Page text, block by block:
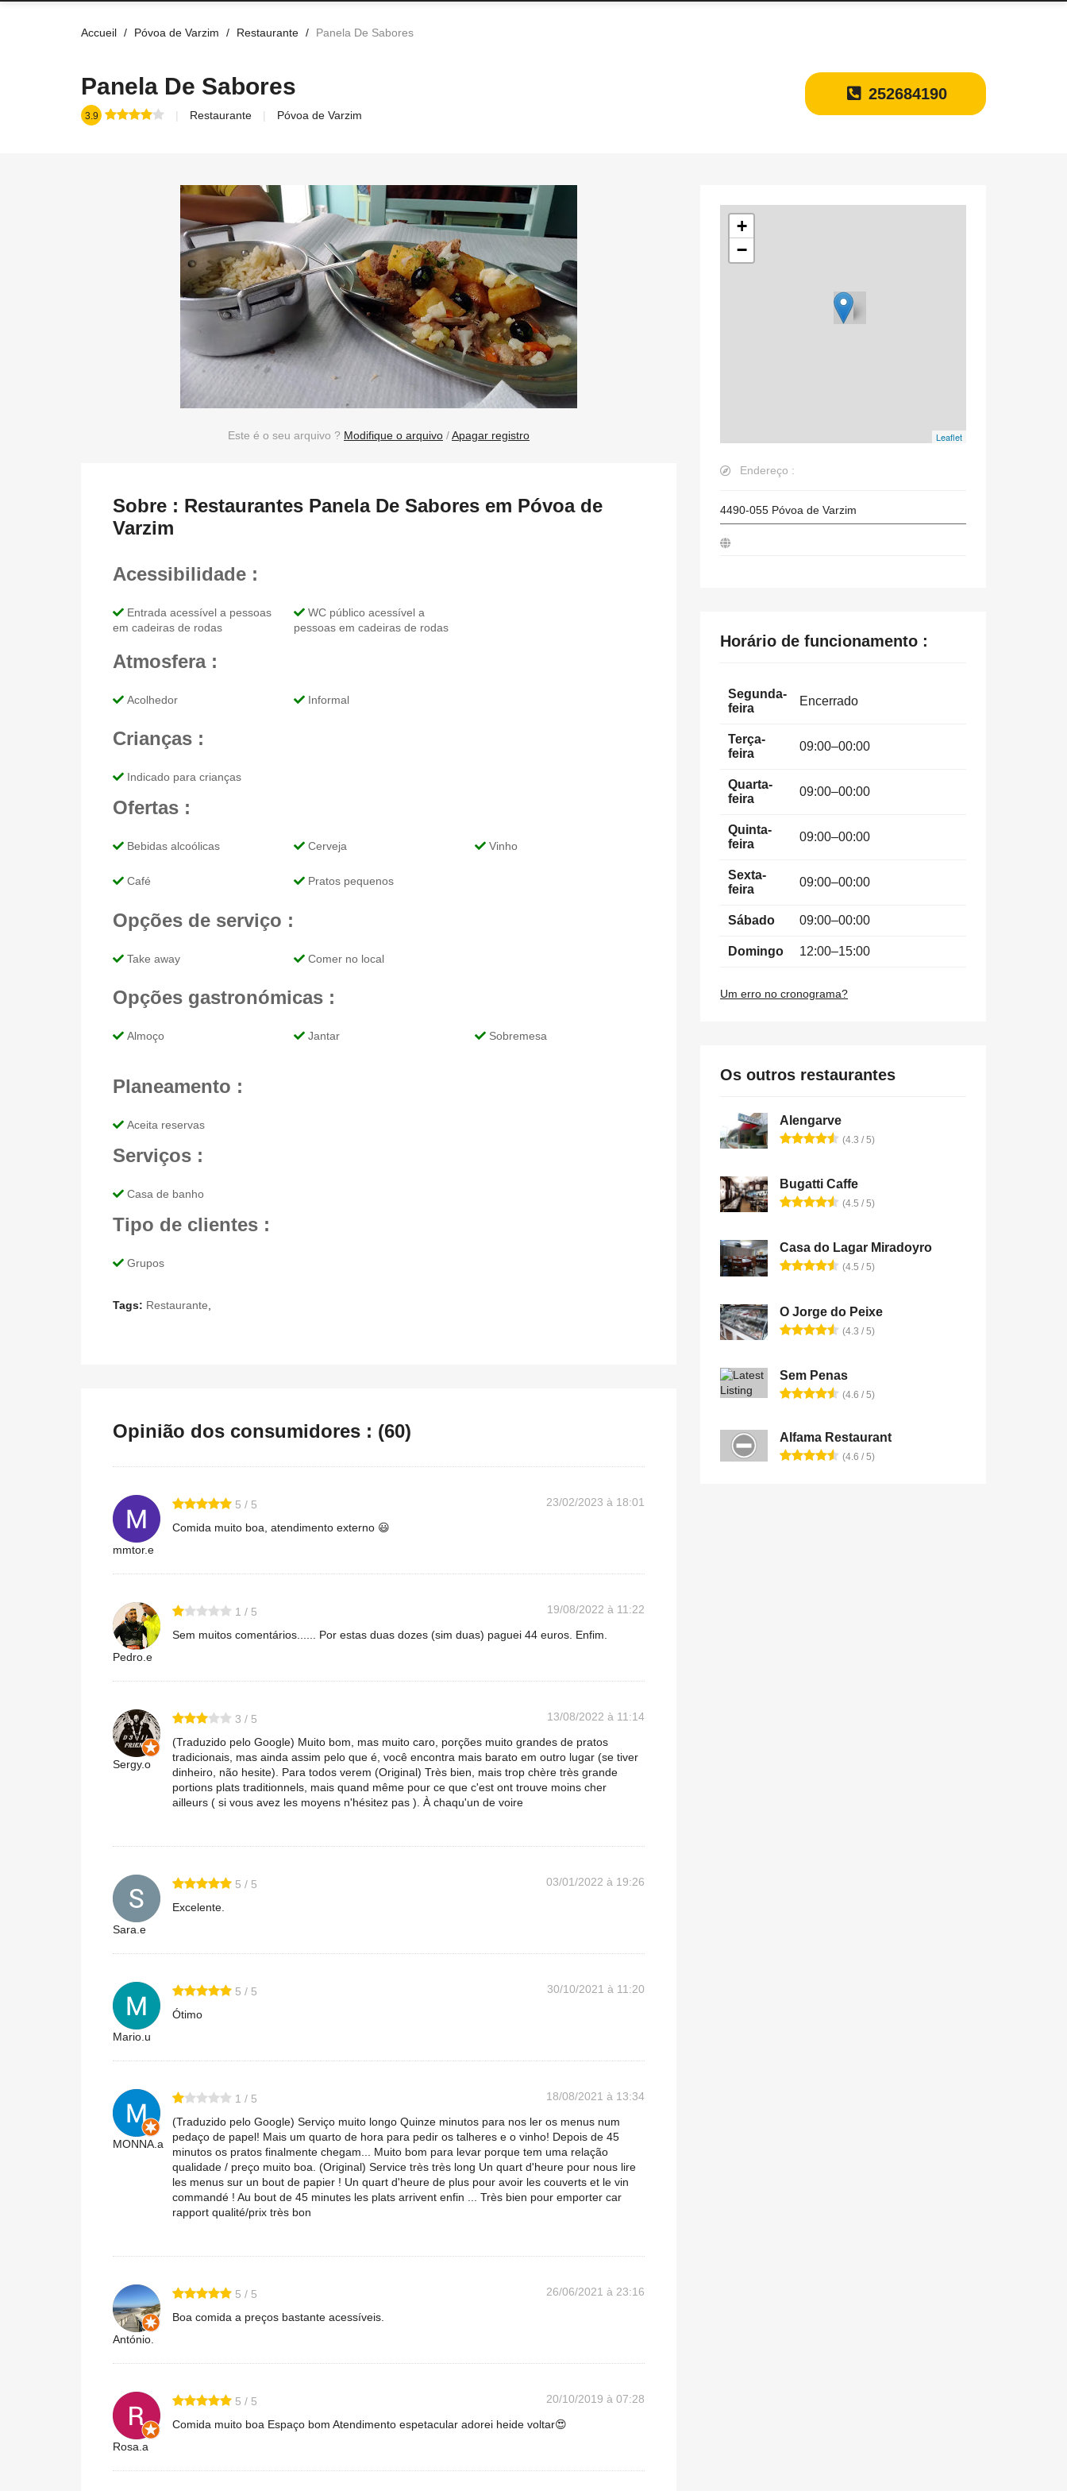
Accueil Póvoa de Varzim Restaurante Panela De Sabores
Panela De Sabores
3.9 Restaurante Póvoa de Varzim
252684190
Este é o seu arquivo ? Modifique o arquivo /Apagar registro
Sobre : Restaurantes Panela De Sabores em Póvoa de
Varzim
Acessibilidade :
Entrada acessível a pessoas
em cadeiras de rodas
WC público acessível a
pessoas em cadeiras de rodas
Atmosfera :
Acolhedor Informal
Crianças :
Indicado para crianças
Ofertas :
Bebidas alcoólicas
Café
Cerveja
Pratos pequenos
Vinho
Opções de serviço :
Take away Comer no local
Opções gastronómicas :
Almoço Jantar Sobremesa
Planeamento :
Aceita reservas
Serviços :
Casa de banho
Tipo de clientes :
Grupos
Tags: Restaurante
Opinião dos consumidores : (60)
mmtor.e
5 / 5
23/02/2023 à 18:01
Comida muito boa, atendimento externo 😃
Pedro.e
1 / 5
19/08/2022 à 11:22
Sem muitos comentários...... Por estas duas dozes (sim duas) paguei 44 euros. Enfim.
Sergy.o
3 / 5
13/08/2022 à 11:14
(Traduzido pelo Google) Muito bom, mas muito caro, porções muito grandes de pratos
tradicionais, mas ainda assim pelo que é, você encontra mais barato em outro lugar (se tiver
dinheiro, não hesite). Para todos verem (Original) Très bien, mais trop chère très grande
portions plats traditionnels, mais quand même pour ce que c'est ont trouve moins cher
ailleurs ( si vous avez les moyens n'hésitez pas ). À chaqu'un de voire
Sara.e
5 / 5
03/01/2022 à 19:26
Excelente.
Mario.u
5 / 5
30/10/2021 à 11:20
Ótimo
MONNA.a
1 / 5
18/08/2021 à 13:34
(Traduzido pelo Google) Serviço muito longo Quinze minutos para nos ler os menus num
pedaço de papel! Mais um quarto de hora para pedir os talheres e o vinho! Depois de 45
minutos os pratos finalmente chegam... Muito bom para levar porque tem uma relação
qualidade / preço muito boa. (Original) Service très très long Un quart d'heure pour nous lire
les menus sur un bout de papier ! Un quart d'heure de plus pour avoir les couverts et le vin
commandé ! Au bout de 45 minutes les plats arrivent enfin ... Très bien pour emporter car
rapport qualité/prix très bon
António.
5 / 5
26/06/2021 à 23:16
Boa comida a preços bastante acessíveis.
Rosa.a
5 / 5
20/10/2019 à 07:28
Comida muito boa Espaço bom Atendimento espetacular adorei heide voltar😍
+
−
Leaflet
Endereço :
4490-055 Póvoa de Varzim
Horário de funcionamento :
Segunda-
feira
Encerrado
Terça-
feira
09:00–00:00
Quarta-
feira
09:00–00:00
Quinta-
feira
09:00–00:00
Sexta-
feira
09:00–00:00
Sábado 09:00–00:00
Domingo 12:00–15:00
Um erro no cronograma?
Os outros restaurantes
Alengarve
(4.3 / 5)
Bugatti Caffe
(4.5 / 5)
Casa do Lagar Miradoyro
(4.5 / 5)
O Jorge do Peixe
(4.3 / 5)
Sem Penas
(4.6 / 5)
Alfama Restaurant
(4.6 / 5)